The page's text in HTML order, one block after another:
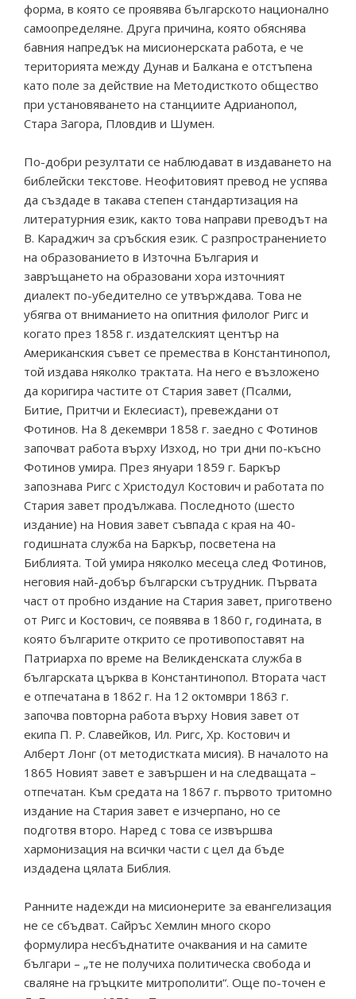
форма, в която се проявява българското национално
самоопределяне. Друга причина, която обяснява
бавния напредък на мисионерската работа, е че
територията между Дунав и Балкана е отстъпена
като поле за действие на Методисткото общество
при установяването на станциите Адрианопол,
Стара Загора, Пловдив и Шумен.
По-добри резултати се наблюдават в издаването на
библейски текстове. Неофитовият превод не успява
да създаде в такава степен стандартизация на
литературния език, както това направи преводът на
В. Караджич за сръбския език. С разпространението
на образованието в Източна България и
завръщането на образовани хора източният
диалект по-убедително се утвърждава. Това не
убягва от вниманието на опитния филолог Ригс и
когато през 1858 г. издателският център на
Американския съвет се премества в Константинопол,
той издава няколко трактата. На него е възложено
да коригира частите от Стария завет (Псалми,
Битие, Притчи и Еклесиаст), превеждани от
Фотинов. На 8 декември 1858 г. заедно с Фотинов
започват работа върху Изход, но три дни по-късно
Фотинов умира. През януари 1859 г. Баркър
запознава Ригс с Христодул Костович и работата по
Стария завет продължава. Последното (шесто
издание) на Новия завет съвпада с края на 40-
годишната служба на Баркър, посветена на
Библията. Той умира няколко месеца след Фотинов,
неговия най-добър български сътрудник. Първата
част от пробно издание на Стария завет, приготвено
от Ригс и Костович, се появява в 1860 г, годината, в
която българите открито се противопоставят на
Патриарха по време на Великденската служба в
българската църква в Константинопол. Втората част
е отпечатана в 1862 г. На 12 октомври 1863 г.
започва повторна работа върху Новия завет от
екипа П. Р. Славейков, Ил. Ригс, Хр. Костович и
Алберт Лонг (от методистката мисия). В началото на
1865 Новият завет е завършен и на следващата –
отпечатан. Към средата на 1867 г. първото тритомно
издание на Стария завет е изчерпано, но се
подготвя второ. Наред с това се извършва
хармонизация на всички части с цел да бъде
издадена цялата Библия.
Ранните надежди на мисионерите за евангелизация
не се сбъдват. Сайръс Хемлин много скоро
формулира несбъднатите очаквания и на самите
българи – „те не получиха политическа свобода и
сваляне на гръцките митрополити“. Още по-точен е